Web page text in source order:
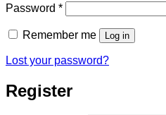
Password *Required
Remember me Log in
Lost your password?
Register